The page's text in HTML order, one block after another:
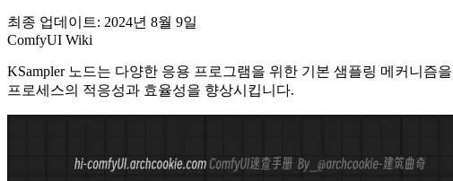
최종 업데이트: 2024년 8월 9일
ComfyUI Wiki
KSampler 노드는 다양한 응용 프로그램을 위한 기본 샘플링 메커니
프로세스의 적응성과 효율성을 향상시킵니다.